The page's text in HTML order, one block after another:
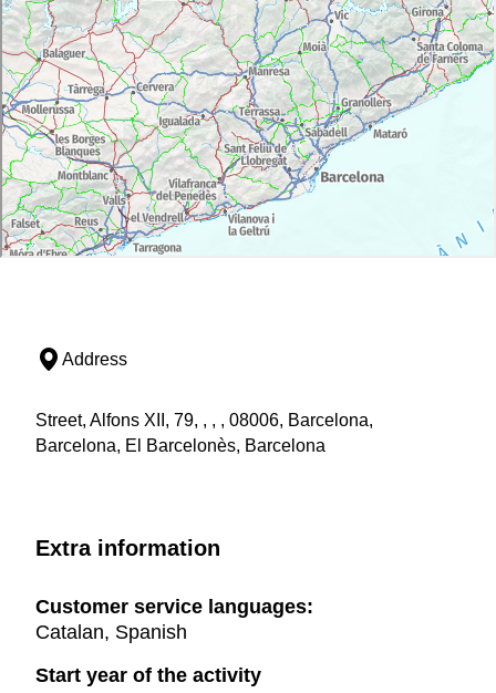
Address
Street, Alfons XII, 79, , , , 08006, Barcelona,
Barcelona, El Barcelonès, Barcelona
Extra information
Customer service languages:
Catalan, Spanish
Start year of the activity